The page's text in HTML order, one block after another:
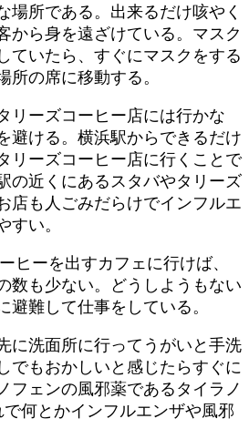
場所である。出来るだけ咳やく
から身を遠ざけている。マスク
ていたら、すぐにマスクをする
所の席に移動する。
リーズコーヒー店には行かな
避ける。横浜駅からできるだけ
リーズコーヒー店に行くことで
の近くにあるスタバやタリーズ
店も人ごみだらけでインフルエ
すい。
ヒーを出すカフェに行けば、
数も少ない。どうしようもない
避難して仕事をしている。
に洗面所に行ってうがいと手洗
でもおかしいと感じたらすぐに
フェンの風邪薬であるタイラノ
何とかインフルエンザや風邪